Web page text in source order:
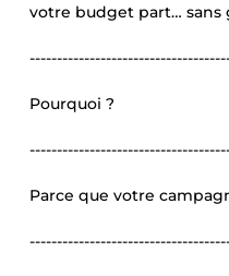
votre budget part… sans
Pourquoi ?
Parce que votre